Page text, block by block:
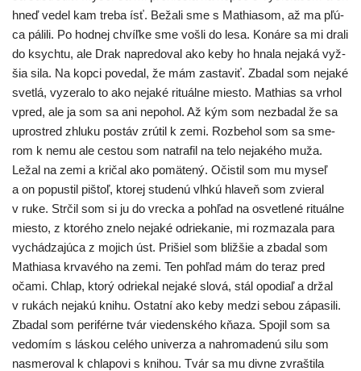
hneď vedel kam tre­ba ísť. Bežali sme s Mathiasom, až ma pľú­
ca páli­li. Po hod­nej chvíľ­ke sme voš­li do lesa. Konáre sa mi dra­li
do ksych­tu, ale Drak napre­do­val ako keby ho hna­la neja­ká vyž­
šia sila. Na kop­ci pove­dal, že mám zasta­viť. Zbadal som neja­ké
svet­lá, vyze­ra­lo to ako neja­ké ritu­ál­ne mies­to. Mathias sa vrhol
vpred, ale ja som sa ani nepo­hol. Až kým som nez­ba­dal že sa
upro­stred zhlu­ku postáv zrú­til k zemi. Rozbehol som sa sme­
rom k nemu ale ces­tou som natra­fil na telo neja­ké­ho muža.
Ležal na zemi a kri­čal ako pomä­te­ný. Očistil som mu myseľ
a on popus­til piš­toľ, kto­rej stu­de­nú vlh­kú hla­veň som zvie­ral
v ruke. Strčil som si ju do vrec­ka a pohľad na osvet­le­né ritu­ál­ne
mies­to, z kto­ré­ho zne­lo neja­ké odrie­ka­nie, mi roz­ma­za­la para
vychá­dza­jú­ca z mojich úst. Prišiel som bliž­šie a zba­dal som
Mathiasa krva­vé­ho na zemi. Ten pohľad mám do teraz pred
oča­mi. Chlap, kto­rý odrie­kal neja­ké slo­vá, stál opo­diaľ a držal
v rukách neja­kú kni­hu. Ostatní ako keby medzi sebou zápa­si­li.
Zbadal som peri­fér­ne tvár vie­den­ské­ho kňa­za. Spojil som sa
vedo­mím s lás­kou celé­ho uni­ver­za a nahro­ma­de­nú silu som
nasme­ro­val k chla­po­vi s kni­hou. Tvár sa mu div­ne zvraš­ti­la